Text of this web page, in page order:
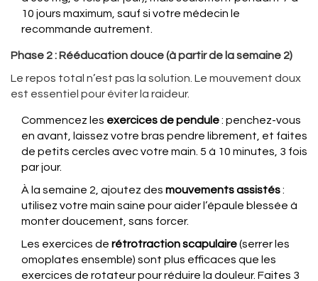
10 jours maximum, sauf si votre médecin le
recommande autrement.
Phase 2 : Rééducation douce (à partir de la semaine 2)
Le repos total n’est pas la solution. Le mouvement doux
est essentiel pour éviter la raideur.
Commencez les exercices de pendule: penchez-vous
en avant, laissez votre bras pendre librement, et faites
de petits cercles avec votre main. 5 à 10 minutes, 3 fois
par jour.
À la semaine 2, ajoutez des mouvements assistés:
utilisez votre main saine pour aider l’épaule blessée à
monter doucement, sans forcer.
Les exercices de rétrotraction scapulaire(serrer les
omoplates ensemble) sont plus efficaces que les
exercices de rotateur pour réduire la douleur. Faites 3